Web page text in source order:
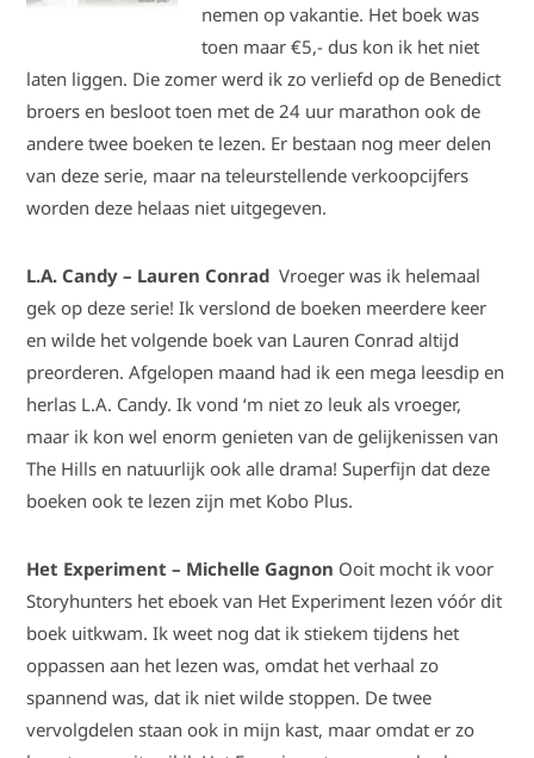
nemen op vakantie. Het boek was
toen maar €5,- dus kon ik het niet
laten liggen. Die zomer werd ik zo verliefd op de Benedict
broers en besloot toen met de 24 uur marathon ook de
andere twee boeken te lezen. Er bestaan nog meer delen
van deze serie, maar na teleurstellende verkoopcijfers
worden deze helaas niet uitgegeven.
L.A. Candy – Lauren Conrad Vroeger was ik helemaal
gek op deze serie! Ik verslond de boeken meerdere keer
en wilde het volgende boek van Lauren Conrad altijd
preorderen. Afgelopen maand had ik een mega leesdip en
herlas L.A. Candy. Ik vond ‘m niet zo leuk als vroeger,
maar ik kon wel enorm genieten van de gelijkenissen van
The Hills en natuurlijk ook alle drama! Superfijn dat deze
boeken ook te lezen zijn met Kobo Plus.
Het Experiment – Michelle Gagnon Ooit mocht ik voor
Storyhunters het eboek van Het Experiment lezen vóór dit
boek uitkwam. Ik weet nog dat ik stiekem tijdens het
oppassen aan het lezen was, omdat het verhaal zo
spannend was, dat ik niet wilde stoppen. De twee
vervolgdelen staan ook in mijn kast, maar omdat er zo